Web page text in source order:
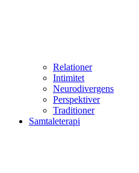
Relationer
Intimitet
Neurodivergens
Perspektiver
Traditioner
Samtaleterapi